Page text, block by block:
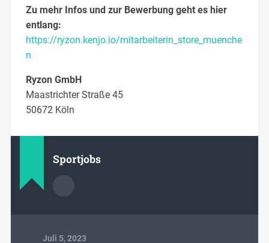
Zu mehr Infos und zur Bewerbung geht es hier
entlang:
https://ryzon.kenjo.io/mitarbeiterin_store_muenche
n
Ryzon GmbH
Maastrichter Straße 45
50672 Köln
Sportjobs
Juli 5, 2023